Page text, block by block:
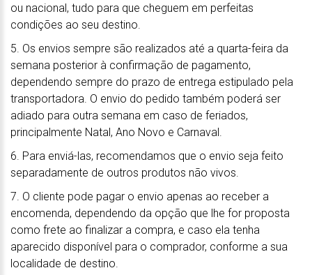
ou nacional, tudo para que cheguem em perfeitas
condições ao seu destino.
5. Os envios sempre são realizados até a quarta-feira da
semana posterior à confirmação de pagamento,
dependendo sempre do prazo de entrega estipulado pela
transportadora. O envio do pedido também poderá ser
adiado para outra semana em caso de feriados,
principalmente Natal, Ano Novo e Carnaval.
6. Para enviá-las, recomendamos que o envio seja feito
separadamente de outros produtos não vivos.
7. O cliente pode pagar o envio apenas ao receber a
encomenda, dependendo da opção que lhe for proposta
como frete ao finalizar a compra, e caso ela tenha
aparecido disponível para o comprador, conforme a sua
localidade de destino.